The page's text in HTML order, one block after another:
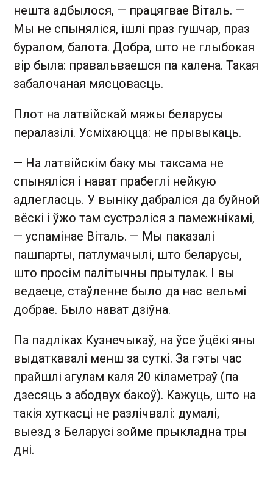
нешта адбылося, — працягвае Віталь. —
Мы не спыняліся, ішлі праз гушчар, праз
буралом, балота. Добра, што не глыбокая
вір была: правальваешся па калена. Такая
забалочаная мясцовасць.
Плот на латвійскай мяжы беларусы
пералазілі. Усміхаюцца: не прывыкаць.
— На латвійскім баку мы таксама не
спыняліся і нават прабеглі нейкую
адлегласць. У выніку дабраліся да буйной
вёскі і ўжо там сустрэліся з памежнікамі,
— успамінае Віталь. — Мы паказалі
пашпарты, патлумачылі, што беларусы,
што просім палітычны прытулак. І вы
ведаеце, стаўленне было да нас вельмі
добрае. Было нават дзіўна.
Па падліках Кузнечыкаў, на ўсе ўцёкі яны
выдаткавалі менш за суткі. За гэты час
прайшлі агулам каля 20 кіламетраў (па
дзесяць з абодвух бакоў). Кажуць, што на
такія хуткасці не разлічвалі: думалі,
выезд з Беларусі зойме прыкладна тры
дні.